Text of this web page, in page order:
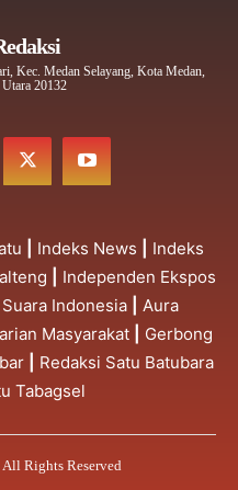
Kec. Medan Selayang, Kota Medan,
Utara 20132
Indeks News
Indeks
Independen Ekspos
Suara Indonesia
Aura
Masyarakat
Gerbong
Redaksi Satu Batubara
Tabagsel
Rights Reserved